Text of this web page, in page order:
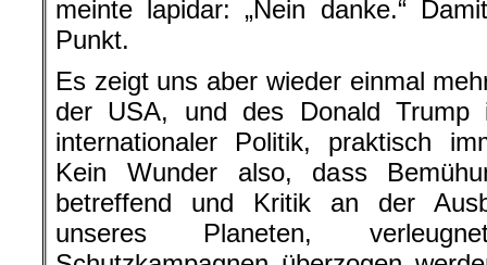
meinte lapidar: „Nein danke.“
Punkt.
Es zeigt uns aber wieder einmal
der USA, und des Donald Trump
internationaler Politik, praktisch
Kein Wunder also, dass
betreffend und Kritik an der
unseres Planeten,